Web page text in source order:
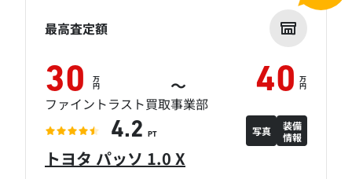
トヨタ パッソ 1.0 X
最高査定額
30 万
円 ～ 40 万
円
ファイントラスト買取事業部
4.2 PT 写真
装備
情報